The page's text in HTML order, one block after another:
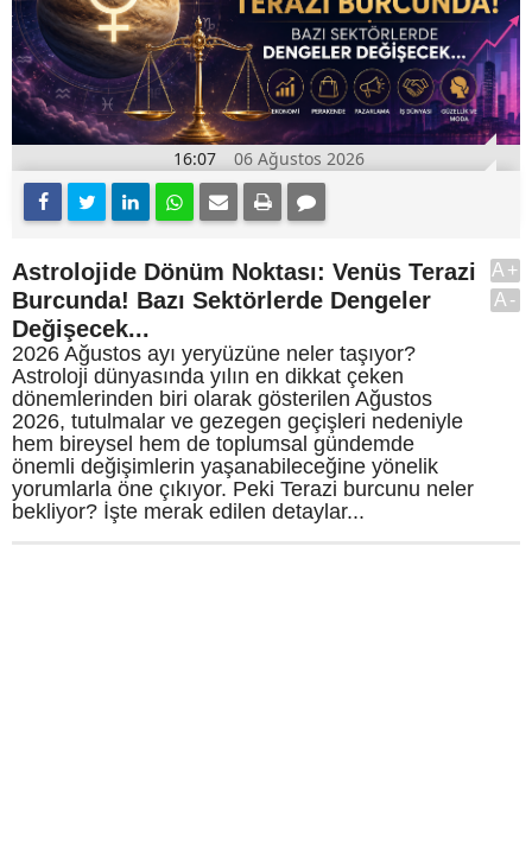
16:07 06 Ağustos 2026
Astrolojide Dönüm Noktası: Venüs Terazi
Burcunda! Bazı Sektörlerde Dengeler
Değişecek...
2026 Ağustos ayı yeryüzüne neler taşıyor?
Astroloji dünyasında yılın en dikkat çeken
dönemlerinden biri olarak gösterilen Ağustos
2026, tutulmalar ve gezegen geçişleri nedeniyle
hem bireysel hem de toplumsal gündemde
önemli değişimlerin yaşanabileceğine yönelik
yorumlarla öne çıkıyor. Peki Terazi burcunu neler
bekliyor? İşte merak edilen detaylar...
A+
A-